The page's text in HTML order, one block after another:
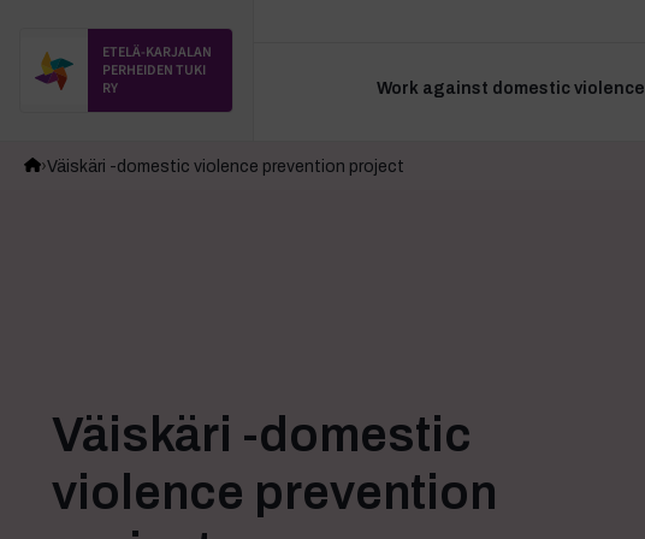
ETELÄ-KARJALAN
PERHEIDEN TUKI
RY
Work against domestic violence
Väiskäri -domestic violence prevention project
Väiskäri -domestic
violence prevention